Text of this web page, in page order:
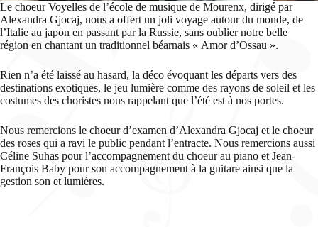
Le choeur Voyelles de l’école de musique de Mourenx, dirigé par
Alexandra Gjocaj, nous a offert un joli voyage autour du monde, de
l’Italie au japon en passant par la Russie, sans oublier notre belle
région en chantant un traditionnel béarnais « Amor d’Ossau ».
Rien n’a été laissé au hasard, la déco évoquant les départs vers des
destinations exotiques, le jeu lumière comme des rayons de soleil et les
costumes des choristes nous rappelant que l’été est à nos portes.
Nous remercions le choeur d’examen d’Alexandra Gjocaj et le choeur
des roses qui a ravi le public pendant l’entracte. Nous remercions aussi
Céline Suhas pour l’accompagnement du choeur au piano et Jean-
François Baby pour son accompagnement à la guitare ainsi que la
gestion son et lumières.